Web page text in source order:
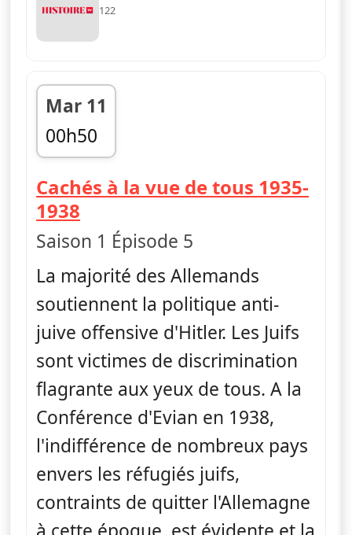
122
Mar 11
00h50
fin 01h45
Cachés à la vue de tous 1935-
1938
Saison 1 Épisode 5
La majorité des Allemands
soutiennent la politique anti-
juive offensive d'Hitler. Les Juifs
sont victimes de discrimination
flagrante aux yeux de tous. A la
Conférence d'Evian en 1938,
l'indifférence de nombreux pays
envers les réfugiés juifs,
contraints de quitter l'Allemagne